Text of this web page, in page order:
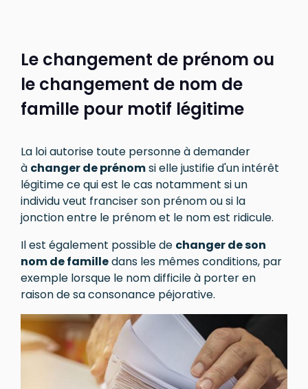
Le changement de prénom ou
le changement de nom de
famille pour motif légitime
La loi autorise toute personne à demander
à changer de prénomsi elle justifie d'un intérêt
légitime ce qui est le cas notamment si un
individu veut franciser son prénom ou si la
jonction entre le prénom et le nom est ridicule.
Il est également possible de changer de son
nom de familledans les mêmes conditions, par
exemple lorsque le nom difficile à porter en
raison de sa consonance péjorative.